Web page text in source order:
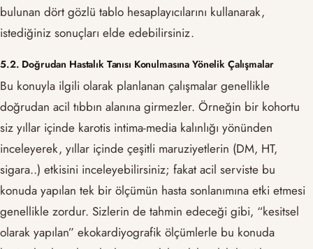
bulunan dört gözlü tablo hesaplayıcılarını kullanarak,
istediğiniz sonuçları elde edebilirsiniz.
5.2. Doğrudan Hastalık Tanısı Konulmasına Yönelik Çalışmalar
Bu konuyla ilgili olarak planlanan çalışmalar genellikle
doğrudan acil tıbbın alanına girmezler. Örneğin bir kohortu
siz yıllar içinde karotis intima-media kalınlığı yönünden
inceleyerek, yıllar içinde çeşitli maruziyetlerin (DM, HT,
sigara..) etkisini inceleyebilirsiniz; fakat acil serviste bu
konuda yapılan tek bir ölçümün hasta sonlanımına etki etmesi
genellikle zordur. Sizlerin de tahmin edeceği gibi, “kesitsel
olarak yapılan” ekokardiyografik ölçümlerle bu konuda